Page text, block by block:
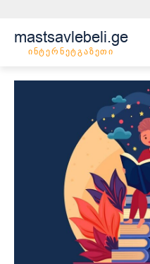
mastsavlebeli.ge
ინტერნეტგაზეთი